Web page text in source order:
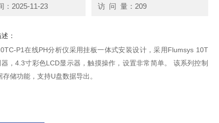
：2025-11-23 访 问 量：209
：
P1在线PH分析仪采用挂板一体式安装设计，采用Flumsys 10T
，4.3寸彩色LCD显示器，触摸操作，设置非常简单。 该系列控制
储功能，支持U盘数据导出。